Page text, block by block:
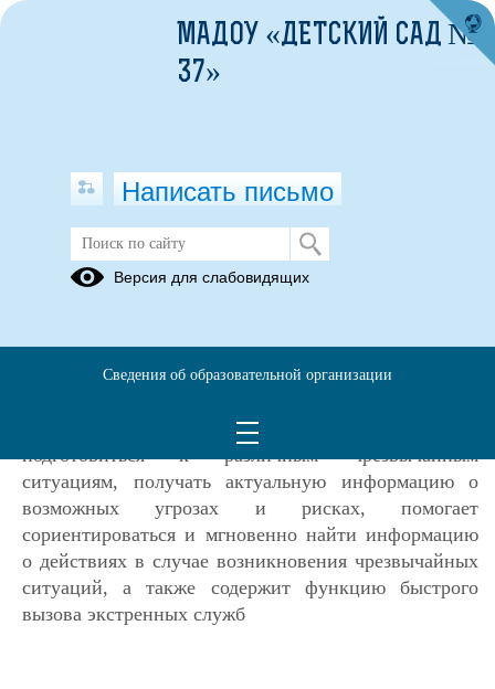
МЧС России разработано
приложение для мобильных
мобильных устройств, которое позволяет
подготовиться к различным чрезвычайным
ситуациям, получать актуальную информацию о
возможных угрозах и рисках, помогает
сориентироваться и мгновенно найти информацию
о действиях в случае возникновения чрезвычайных
ситуаций, а также содержит функцию быстрого
вызова экстренных служб
МАДОУ «ДЕТСКИЙ САД №
37»
Написать письмо
Версия для слабовидящих
Сведения об образовательной организации